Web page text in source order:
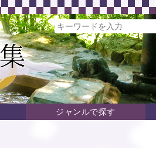
ジャンルで探す